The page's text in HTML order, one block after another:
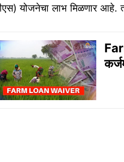
योजनेचा लाभ मिळणार आहे.